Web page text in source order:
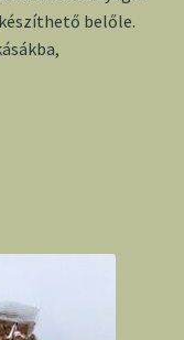
belőle.